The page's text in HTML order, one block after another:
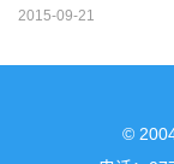
2015-09-21
©